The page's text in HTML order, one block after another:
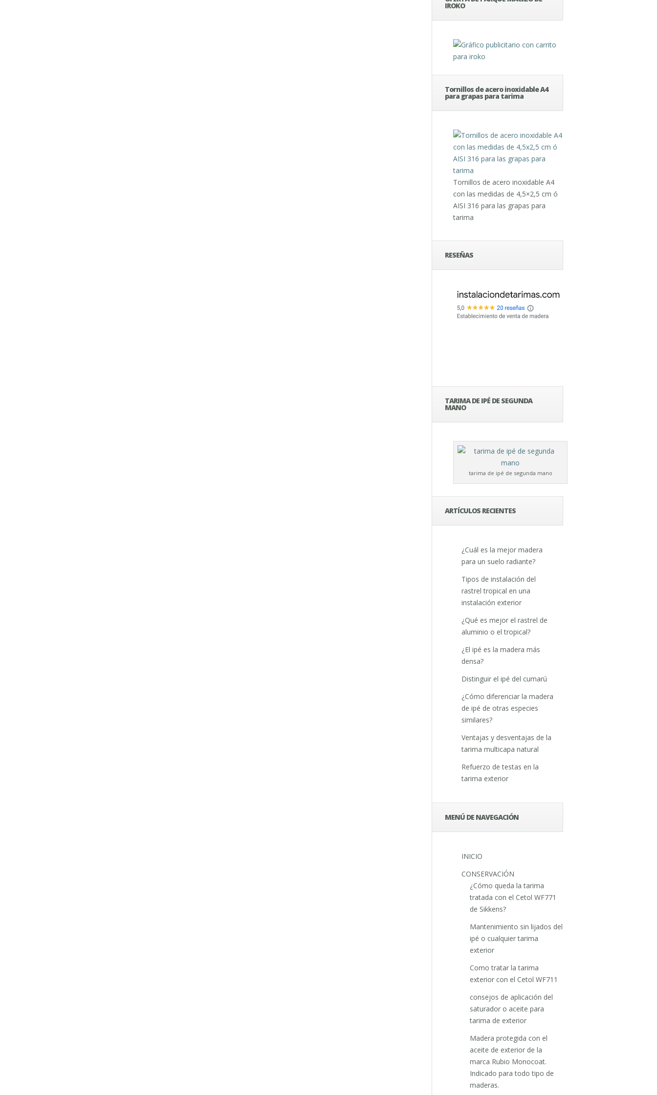
IROKO
Tornillos de acero inoxidable A4
para grapas para tarima
Tornillos de acero inoxidable A4
con las medidas de 4,5×2,5 cm ó
AISI 316 para las grapas para
tarima
RESEÑAS
TARIMA DE IPÉ DE SEGUNDA
MANO
tarima de ipé de segunda mano
ARTÍCULOS RECIENTES
¿Cuál es la mejor madera
para un suelo radiante?
Tipos de instalación del
rastrel tropical en una
instalación exterior
¿Qué es mejor el rastrel de
aluminio o el tropical?
¿El ipé es la madera más
densa?
Distinguir el ipé del cumarú
¿Cómo diferenciar la madera
de ipé de otras especies
similares?
Ventajas y desventajas de la
tarima multicapa natural
Refuerzo de testas en la
tarima exterior
MENÚ DE NAVEGACIÓN
INICIO
CONSERVACIÓN
¿Cómo queda la tarima
tratada con el Cetol WF771
de Sikkens?
Mantenimiento sin lijados del
ipé o cualquier tarima
exterior
Como tratar la tarima
exterior con el Cetol WF711
consejos de aplicación del
saturador o aceite para
tarima de exterior
Madera protegida con el
aceite de exterior de la
marca Rubio Monocoat.
Indicado para todo tipo de
maderas.